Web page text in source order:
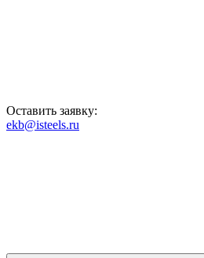
Оставить заявку:
ekb@isteels.ru